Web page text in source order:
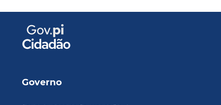
Governo